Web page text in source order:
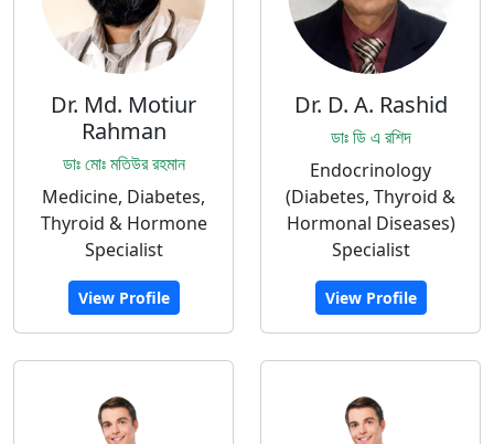
Dr. Md. Motiur
Rahman
ডাঃ মোঃ মতিউর রহমান
Medicine, Diabetes,
Thyroid & Hormone
Specialist
View Profile
Dr. D. A. Rashid
ডাঃ ডি এ রশিদ
Endocrinology
(Diabetes, Thyroid &
Hormonal Diseases)
Specialist
View Profile